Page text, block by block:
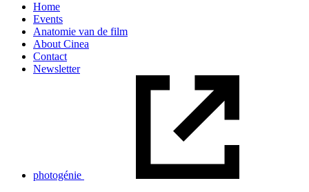
Home
Events
Anatomie van de film
About Cinea
Contact
Newsletter
photogénie